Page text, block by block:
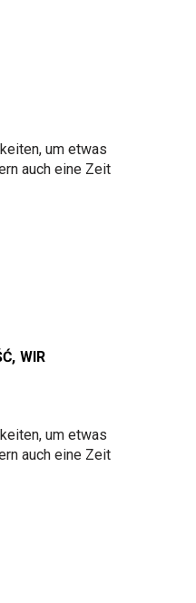
um etwas
auch eine Zeit
WIR
um etwas
auch eine Zeit